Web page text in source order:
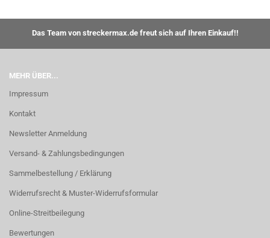
Das Team von streckermax.de freut sich auf Ihren Einkauf!!
MEHR ÜBER...
Impressum
Kontakt
Newsletter Anmeldung
Versand- & Zahlungsbedingungen
Sammelbestellung / Erklärung
Widerrufsrecht & Muster-Widerrufsformular
Online-Streitbeilegung
Bewertungen